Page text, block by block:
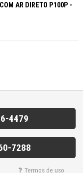
AR DIRETO P100P -
4479
7288
Termos de uso